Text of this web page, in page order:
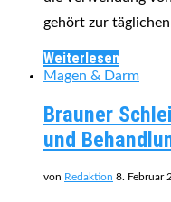
gehört zur
Weiterlesen
Magen & Darm
Brauner
und
von Redaktion 8. Februar